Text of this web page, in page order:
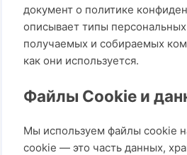
документ о политике
описывает типы
получаемых и собираемых
как они используется.
Файлы Cookie и
Мы используем файлы cookie
cookie — это часть данных,